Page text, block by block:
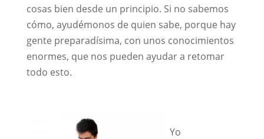
cosas bien desde un principio. Si no sabemos
cómo, ayudémonos de quien sabe, porque hay
gente preparadísima, con unos conocimientos
enormes, que nos pueden ayudar a retomar
todo esto.
Yo